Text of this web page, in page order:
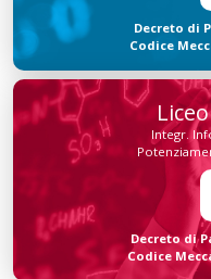
Decreto di
Codice
Integr.
Decreto di
Codice